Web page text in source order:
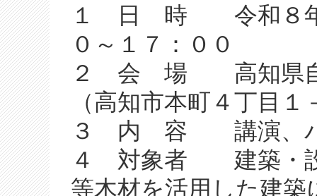
１ 日 時 令和８年
０～１７：００
２ 会 場 高知県自
（高知市本町４丁目１
３ 内 容 講演、パ
４ 対象者 建築・設
等木材を活用した建築